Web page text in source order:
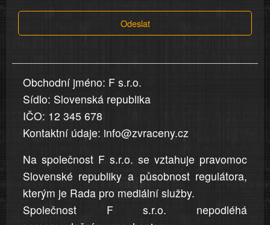
v
uvedena,
jsou
přesná
a
úplná
Odeslat
Obchodní jméno: F s.r.o.
Sídlo: Slovenská republika
IČO: 12 345 678
Kontaktní údaje: info@zvraceny.cz
Na společnost F s.r.o. se vztahuje pravomoc
Slovenské republiky a působnost regulátora,
kterým je Rada pro mediální služby.
Společnost F s.r.o. nepodléhá